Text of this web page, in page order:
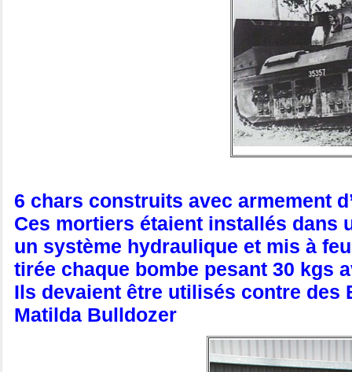
6 chars construits avec armement
Ces mortiers étaient installés dans
un système hydraulique et mis à
tirée chaque bombe pesant 30 kgs
Ils devaient être utilisés contre des
Matilda Bulldozer